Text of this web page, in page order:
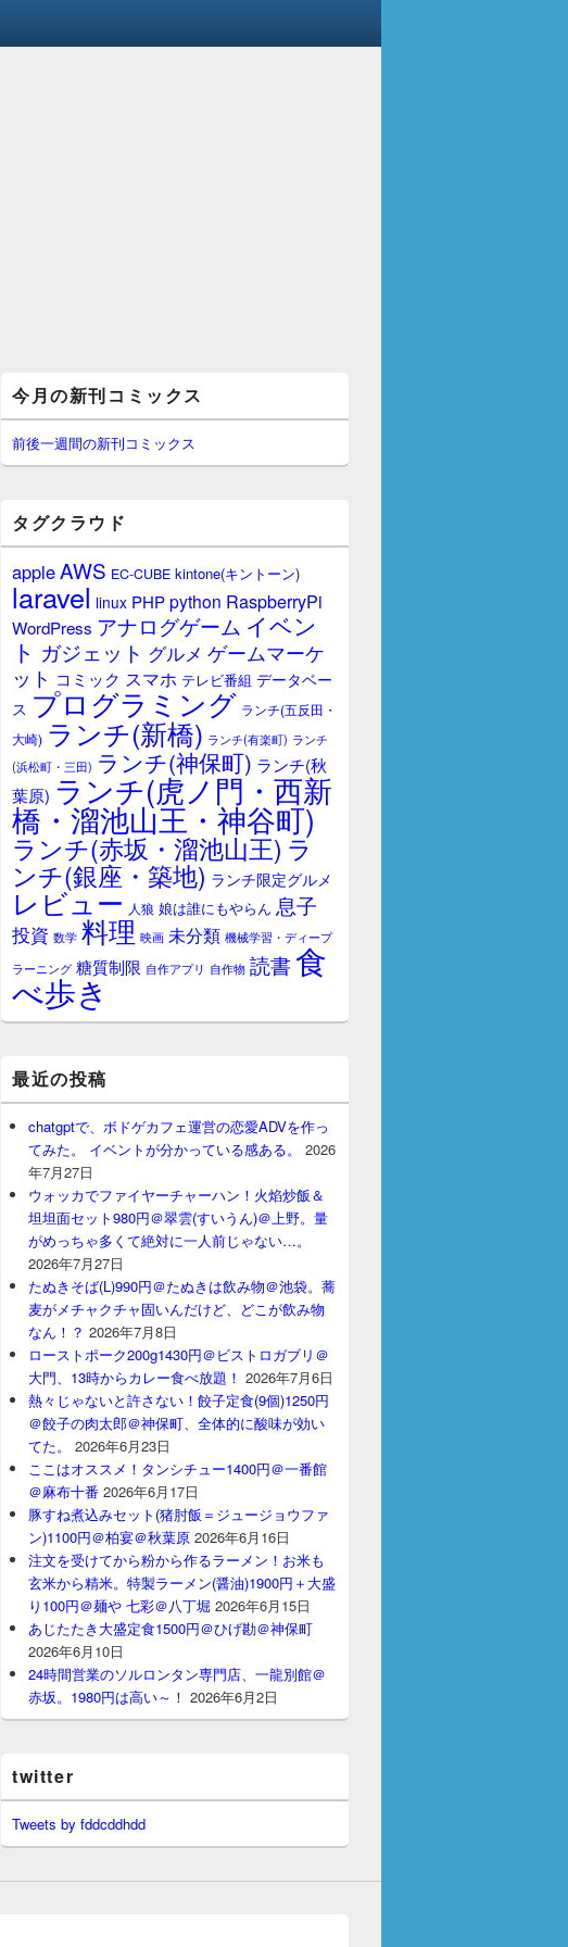
イ
ン
サ
イ
ー
ジ
ッ
ト
今月の新刊コミックス
前後一週間の新刊コミックス
タグクラウド
appleAWS EC-CUBE kintone(キントーン)
laravel linux PHPpython RaspberryPi
WordPress アナログゲーム イベン
ト ガジェット グルメ ゲームマーケ
ット コミック スマホ テレビ番組 データベー
ス プログラミング ランチ(五反田・
大崎) ランチ(新橋) ランチ(有楽町) ランチ
(浜松町・三田) ランチ(神保町) ランチ(秋
葉原) ランチ(虎ノ門・西新
橋・溜池山王・神谷町)
ランチ(赤坂・溜池山王) ラ
ンチ(銀座・築地) ランチ限定グルメ
レビュー 人狼 娘は誰にもやらん 息子
投資 数学 料理 映画 未分類 機械学習・ディープ
ラーニング 糖質制限 自作アプリ 自作物 読書食
べ歩き
最近の投稿
chatgptで、ボドゲカフェ運営の恋愛ADVを作っ
てみた。 イベントが分かっている感ある。
2026
年7月27日
ウォッカでファイヤーチャーハン！火焰炒飯＆
坦坦面セット980円＠翠雲(すいうん)＠上野。量
がめっちゃ多くて絶対に一人前じゃない…。
2026年7月27日
たぬきそば(L)990円＠たぬきは飲み物＠池袋。蕎
麦がメチャクチャ固いんだけど、どこが飲み物
なん！？ 2026年7月8日
ローストポーク200g1430円＠ビストロガブリ＠
大門、13時からカレー食べ放題！ 2026年7月6日
熱々じゃないと許さない！餃子定食(9個)1250円
＠餃子の肉太郎＠神保町、全体的に酸味が効い
てた。
2026年6月23日
ここはオススメ！タンシチュー1400円＠一番館
＠麻布十番 2026年6月17日
豚すね煮込みセット(猪肘飯＝ジュージョウファ
ン)1100円＠柏宴＠秋葉原 2026年6月16日
注文を受けてから粉から作るラーメン！お米も
玄米から精米。特製ラーメン(醤油)1900円＋大盛
り100円＠麺や 七彩＠八丁堀 2026年6月15日
あじたたき大盛定食1500円＠ひげ勘＠神保町
2026年6月10日
24時間営業のソルロンタン専門店、一龍別館＠
赤坂。1980円は高い～！ 2026年6月2日
twitter
Tweets by fddcddhdd